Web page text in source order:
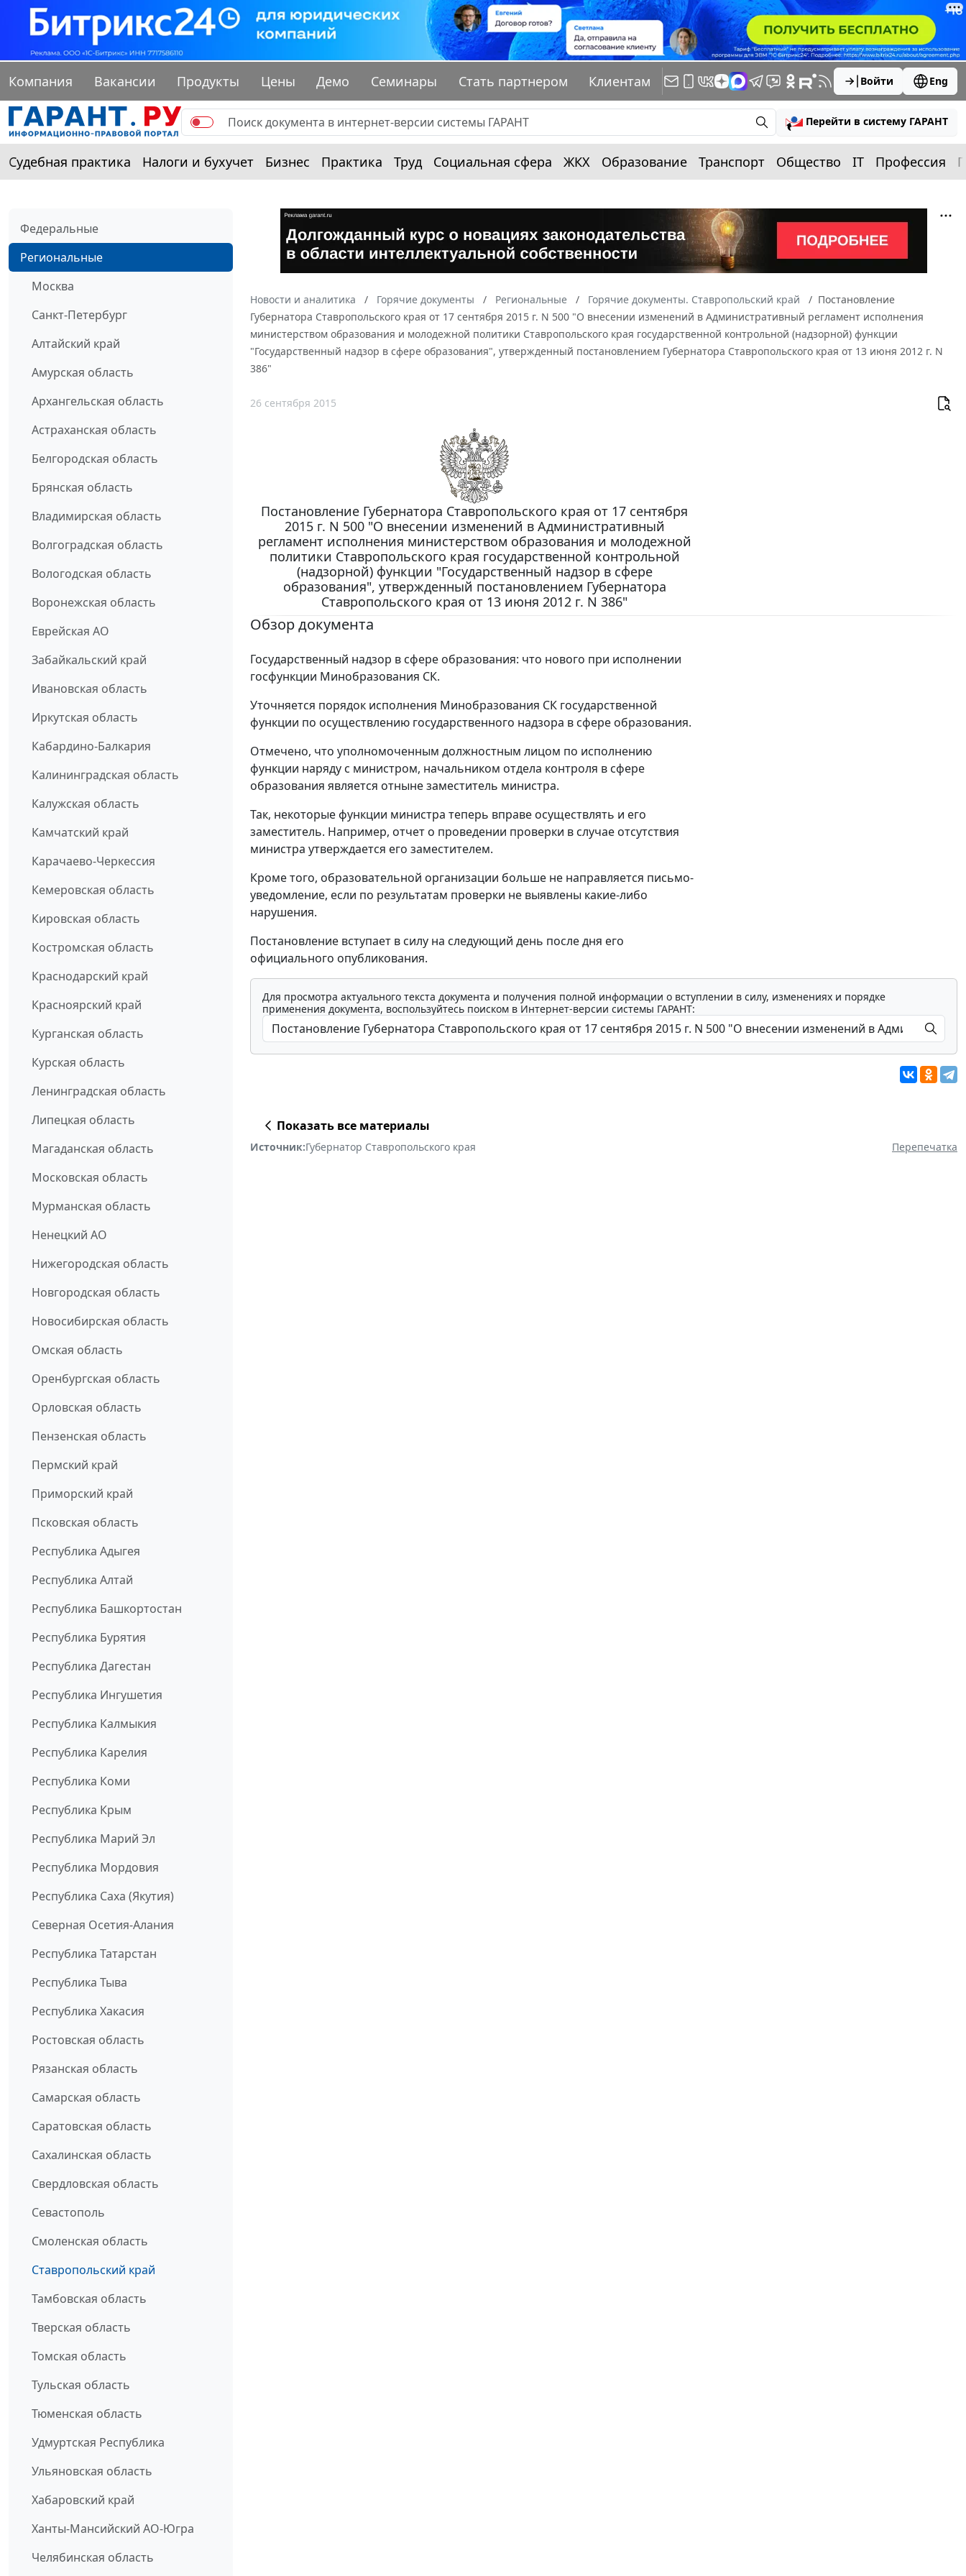
Компания Вакансии Продукты Цены Демо Семинары Стать партнером Клиентам Войти Eng
Перейти в систему ГАРАНТ
Судебная практика Налоги и бухучет Бизнес Практика Труд Социальная сфера ЖКХ Образование Транспорт Общество IT Профессия
Федеральные
Региональные
Москва
Санкт-Петербург
Алтайский край
Амурская область
Архангельская область
Астраханская область
Белгородская область
Брянская область
Владимирская область
Волгоградская область
Вологодская область
Воронежская область
Еврейская АО
Забайкальский край
Ивановская область
Иркутская область
Кабардино-Балкария
Калининградская область
Калужская область
Камчатский край
Карачаево-Черкессия
Кемеровская область
Кировская область
Костромская область
Краснодарский край
Красноярский край
Курганская область
Курская область
Ленинградская область
Липецкая область
Магаданская область
Московская область
Мурманская область
Ненецкий АО
Нижегородская область
Новгородская область
Новосибирская область
Омская область
Оренбургская область
Орловская область
Пензенская область
Пермский край
Приморский край
Псковская область
Республика Адыгея
Республика Алтай
Республика Башкортостан
Республика Бурятия
Республика Дагестан
Республика Ингушетия
Республика Калмыкия
Республика Карелия
Республика Коми
Республика Крым
Республика Марий Эл
Республика Мордовия
Республика Саха (Якутия)
Северная Осетия-Алания
Республика Татарстан
Республика Тыва
Республика Хакасия
Ростовская область
Рязанская область
Самарская область
Саратовская область
Сахалинская область
Свердловская область
Севастополь
Смоленская область
Ставропольский край
Тамбовская область
Тверская область
Томская область
Тульская область
Тюменская область
Удмуртская Республика
Ульяновская область
Хабаровский край
Ханты-Мансийский АО-Югра
Челябинская область
Новости и аналитика Горячие документы Региональные Горячие документы. Ставропольский край
Постановление
Губернатора Ставропольского края от 17 сентября 2015 г. N 500 "О внесении изменений в Административный регламент исполнения
министерством образования и молодежной политики Ставропольского края государственной контрольной (надзорной) функции
"Государственный надзор в сфере образования", утвержденный постановлением Губернатора Ставропольского края от 13 июня 2012 г. N
386"
26 сентября 2015
Постановление Губернатора Ставропольского края от 17 сентября
2015 г. N 500 "О внесении изменений в Административный
регламент исполнения министерством образования и молодежной
политики Ставропольского края государственной контрольной
(надзорной) функции "Государственный надзор в сфере
образования", утвержденный постановлением Губернатора
Ставропольского края от 13 июня 2012 г. N 386"
Обзор документа
Государственный надзор в сфере образования: что нового при исполнении
госфункции Минобразования СК.
Уточняется порядок исполнения Минобразования СК государственной
функции по осуществлению государственного надзора в сфере образования.
Отмечено, что уполномоченным должностным лицом по исполнению
функции наряду с министром, начальником отдела контроля в сфере
образования является отныне заместитель министра.
Так, некоторые функции министра теперь вправе осуществлять и его
заместитель. Например, отчет о проведении проверки в случае отсутствия
министра утверждается его заместителем.
Кроме того, образовательной организации больше не направляется письмо-
уведомление, если по результатам проверки не выявлены какие-либо
нарушения.
Постановление вступает в силу на следующий день после дня его
официального опубликования.
Для просмотра актуального текста документа и получения полной информации о вступлении в силу, изменениях и порядке
применения документа, воспользуйтесь поиском в Интернет-версии системы ГАРАНТ:
Показать все материалы
Источник:Губернатор Ставропольского края Перепечатка